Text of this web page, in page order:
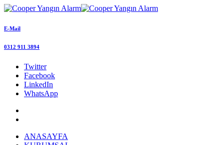
E-Mail
0312 911 3894
Twitter
Facebook
LinkedIn
WhatsApp
ANASAYFA